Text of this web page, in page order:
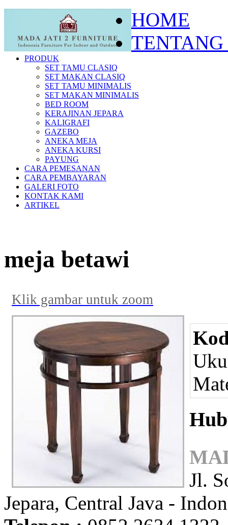
HOME
PRODUK
SET TAMU CLASIQ
SET MAKAN CLASIQ
SET TAMU MINIMALIS
SET MAKAN MINIMALIS
BED ROOM
KERAJINAN JEPARA
KALIGRAFI
GAZEBO
ANEKA MEJA
ANEKA KURSI
PAYUNG
CARA PEMESANAN
CARA PEMBAYARAN
GALERI FOTO
KONTAK KAMI
ARTIKEL
meja betawi
Klik gambar untuk zoom
Jl.
Jepara, Central Java -